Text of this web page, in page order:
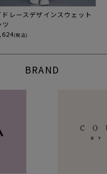
ドレースデザインスウェット
ツ
(税込)
BRAND